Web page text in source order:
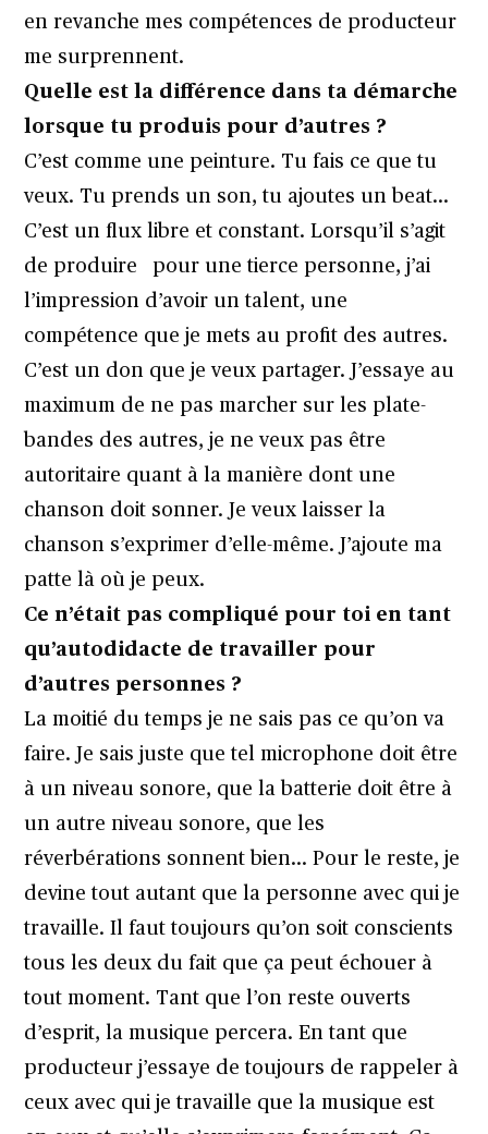
en revanche mes compétences de producteur
me surprennent.
Quelle est la différence dans ta démarche
lorsque tu produis pour d’autres ?
C’est comme une peinture. Tu fais ce que tu
veux. Tu prends un son, tu ajoutes un beat…
C’est un flux libre et constant. Lorsqu’il s’agit
de produire pour une tierce personne, j’ai
l’impression d’avoir un talent, une
compétence que je mets au profit des autres.
C’est un don que je veux partager. J’essaye au
maximum de ne pas marcher sur les plate-
bandes des autres, je ne veux pas être
autoritaire quant à la manière dont une
chanson doit sonner. Je veux laisser la
chanson s’exprimer d’elle-même. J’ajoute ma
patte là où je peux.
Ce n’était pas compliqué pour toi en tant
qu’autodidacte de travailler pour
d’autres personnes ?
La moitié du temps je ne sais pas ce qu’on va
faire. Je sais juste que tel microphone doit être
à un niveau sonore, que la batterie doit être à
un autre niveau sonore, que les
réverbérations sonnent bien… Pour le reste, je
devine tout autant que la personne avec qui je
travaille. Il faut toujours qu’on soit conscients
tous les deux du fait que ça peut échouer à
tout moment. Tant que l’on reste ouverts
d’esprit, la musique percera. En tant que
producteur j’essaye de toujours de rappeler à
ceux avec qui je travaille que la musique est